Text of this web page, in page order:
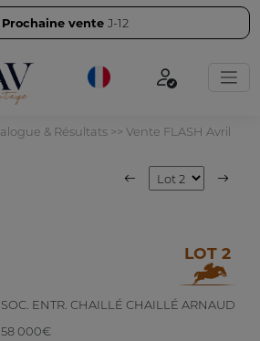
Prochaine vente J-12
& Résultats>> Vente FLASH Avril
LOT 2
SOC. ENTR. CHAILLÉ CHAILLÉ ARNAUD
58 000€